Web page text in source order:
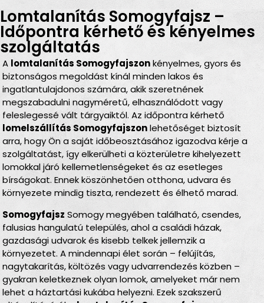
Lomtalanítás Somogyfajsz –
Időpontra kérhető és kényelmes
szolgáltatás
A lomtalanítás Somogyfajszonkényelmes, gyors és
biztonságos megoldást kínál minden lakos és
ingatlantulajdonos számára, akik szeretnének
megszabadulni nagyméretű, elhasználódott vagy
feleslegessé vált tárgyaiktól. Az időpontra kérhető
lomelszállítás Somogyfajszonlehetőséget biztosít
arra, hogy Ön a saját időbeosztásához igazodva kérje a
szolgáltatást, így elkerülheti a közterületre kihelyezett
lomokkal járó kellemetlenségeket és az esetleges
bírságokat. Ennek köszönhetően otthona, udvara és
környezete mindig tiszta, rendezett és élhető marad.
Somogyfajsz Somogy megyében található, csendes,
falusias hangulatú település, ahol a családi házak,
gazdasági udvarok és kisebb telkek jellemzik a
környezetet. A mindennapi élet során – felújítás,
nagytakarítás, költözés vagy udvarrendezés közben –
gyakran keletkeznek olyan lomok, amelyeket már nem
lehet a háztartási kukába helyezni. Ezek szakszerű